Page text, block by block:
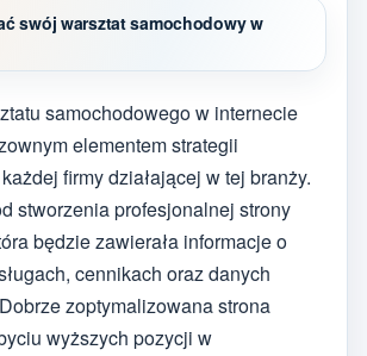
swój warsztat samochodowy w
samochodowego w internecie
elementem strategii
firmy działającej w tej branży.
stworzenia profesjonalnej strony
będzie zawierała informacje o
cennikach oraz danych
zoptymalizowana strona
wyższych pozycji w